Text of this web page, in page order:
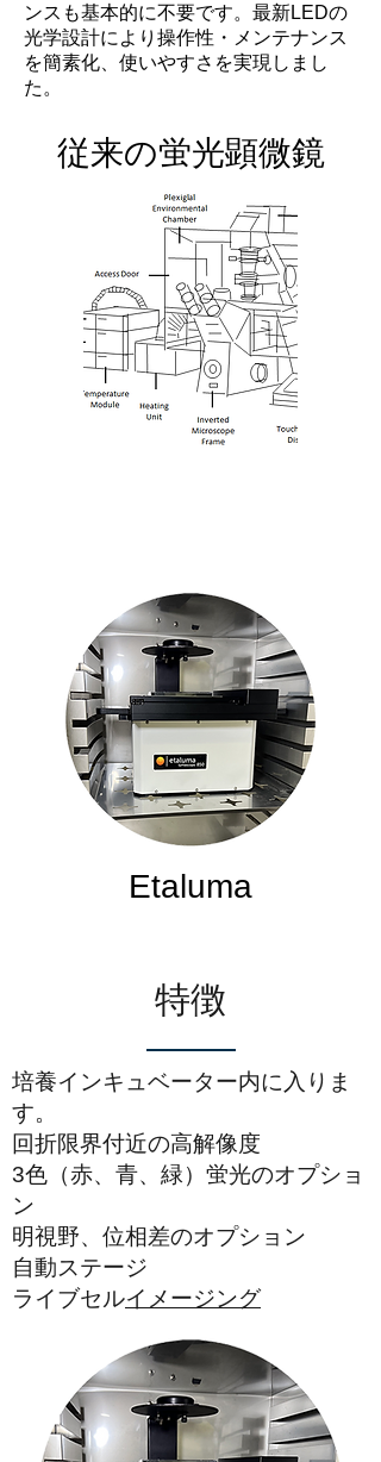
ンスも基本的に不要です。最新LEDの
光学設計により操作性・メンテナンス
を簡素化、使いやすさを実現しまし
た。​
従来の蛍光顕微鏡
Etaluma
特徴
培養インキュベーター内に入りま
す。
回折限界付近の高解像度
3色（赤、青、緑）蛍光のオプショ
ン
明視野、位相差のオプション
自動ステージ
​ライブセルイメージング